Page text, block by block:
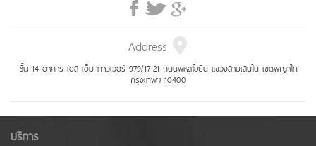
Address
ชั้น 14 อาคาร เอส เอ็ม ทาวเวอร์ 979/17-21 ถนนพหลโยธิน แขวงสามเสนใน เขตพญาไท
กรุงเทพฯ 10400
บริการ